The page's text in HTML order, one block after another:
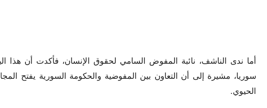
أما ندى الناشف، نائبة المفوض السامي لحقوق الإنسان، فأكدت أن هذا
سوريا، مشيرة إلى أن التعاون بين المفوضية والحكومة السورية يفتح
الحيوي.